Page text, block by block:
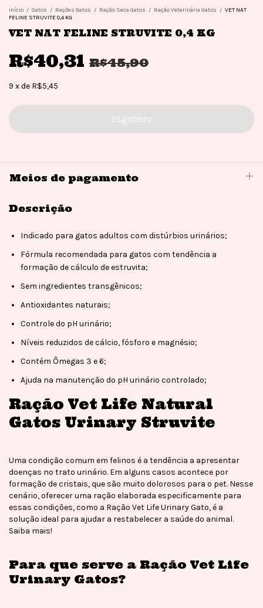
Início / Gatos / Rações Gatos / Ração Seca Gatos / Ração Veterinária Gatos / VET NAT
FELINE STRUVITE 0,4 KG
VET NAT FELINE STRUVITE 0,4 KG
R$40,31 R$45,90
9 xde R$5,45
Meios de pagamento
Descrição
Indicado para gatos adultos com distúrbios urinários;
Fórmula recomendada para gatos com tendência a
formação de cálculo de estruvita;
Sem ingredientes transgênicos;
Antioxidantes naturais;
Controle do pH urinário;
Níveis reduzidos de cálcio, fósforo e magnésio;
Contém Ômegas 3 e 6;
Ajuda na manutenção do pH urinário controlado;
Ração Vet Life Natural
Gatos Urinary Struvite
Uma condição comum em felinos é a tendência a apresentar
doenças no trato urinário. Em alguns casos acontece por
formação de cristais, que são muito dolorosos para o pet. Nesse
cenário, oferecer uma ração elaborada especificamente para
essas condições, como a Ração Vet Life Urinary Gato, é a
solução ideal para ajudar a restabelecer a saúde do animal.
Saiba mais!
Para que serve a Ração Vet Life
Urinary Gatos?